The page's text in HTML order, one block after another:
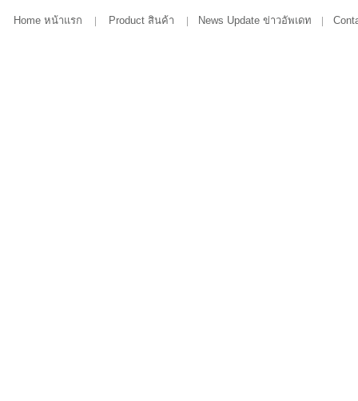
Home หน้าแรก | Product สินค้า | News Update ข่าวอัพเดท |